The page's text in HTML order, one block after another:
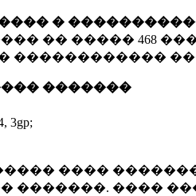
�
�� ����� 468
������������
�������
3gp;
����
�������. ����